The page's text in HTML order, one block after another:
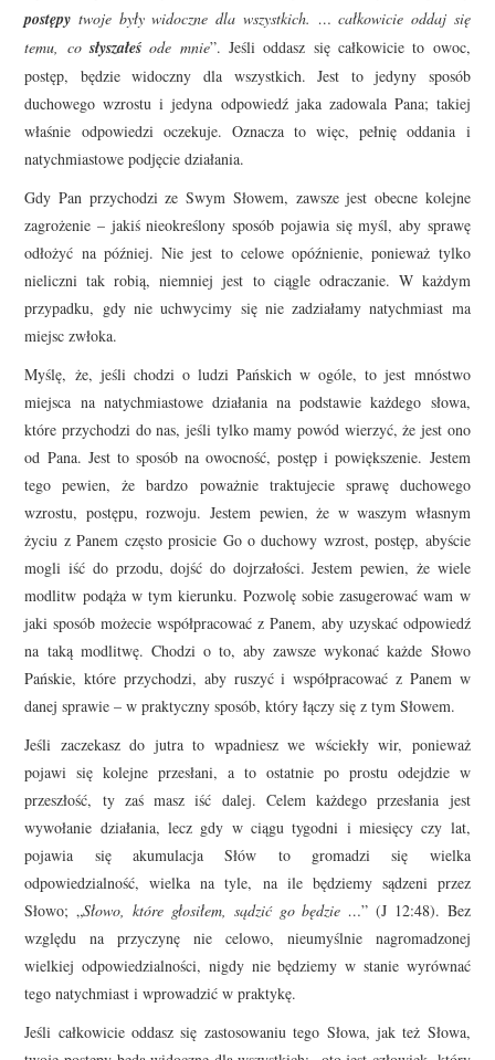
postępy twoje były widoczne dla wszystkich. … całkowicie oddaj się
temu, cosłyszałeś ode mnie”. Jeśli oddasz się całkowicie to owoc,
postęp, będzie widoczny dla wszystkich. Jest to jedyny sposób
duchowego wzrostu i jedyna odpowiedź jaka zadowala Pana; takiej
właśnie odpowiedzi oczekuje. Oznacza to więc, pełnię oddania i
natychmiastowe podjęcie działania.
Gdy Pan przychodzi ze Swym Słowem, zawsze jest obecne kolejne
zagrożenie – jakiś nieokreślony sposób pojawia się myśl, aby sprawę
odłożyć na później. Nie jest to celowe opóźnienie, ponieważ tylko
nieliczni tak robią, niemniej jest to ciągle odraczanie. W każdym
przypadku, gdy nie uchwycimy się nie zadziałamy natychmiast ma
miejsc zwłoka.
Myślę, że, jeśli chodzi o ludzi Pańskich w ogóle, to jest mnóstwo
miejsca na natychmiastowe działania na podstawie każdego słowa,
które przychodzi do nas, jeśli tylko mamy powód wierzyć, że jest ono
od Pana. Jest to sposób na owocność, postęp i powiększenie. Jestem
tego pewien, że bardzo poważnie traktujecie sprawę duchowego
wzrostu, postępu, rozwoju. Jestem pewien, że w waszym własnym
życiu z Panem często prosicie Go o duchowy wzrost, postęp, abyście
mogli iść do przodu, dojść do dojrzałości. Jestem pewien, że wiele
modlitw podąża w tym kierunku. Pozwolę sobie zasugerować wam w
jaki sposób możecie współpracować z Panem, aby uzyskać odpowiedź
na taką modlitwę. Chodzi o to, aby zawsze wykonać każde Słowo
Pańskie, które przychodzi, aby ruszyć i współpracować z Panem w
danej sprawie – w praktyczny sposób, który łączy się z tym Słowem.
Jeśli zaczekasz do jutra to wpadniesz we wściekły wir, ponieważ
pojawi się kolejne przesłani, a to ostatnie po prostu odejdzie w
przeszłość, ty zaś masz iść dalej. Celem każdego przesłania jest
wywołanie działania, lecz gdy w ciągu tygodni i miesięcy czy lat,
pojawia się akumulacja Słów to gromadzi się wielka
odpowiedzialność, wielka na tyle, na ile będziemy sądzeni przez
Słowo; „Słowo, które głosiłem, sądzić go będzie …” (J 12:48). Bez
względu na przyczynę nie celowo, nieumyślnie nagromadzonej
wielkiej odpowiedzialności, nigdy nie będziemy w stanie wyrównać
tego natychmiast i wprowadzić w praktykę.
Jeśli całkowicie oddasz się zastosowaniu tego Słowa, jak też Słowa,